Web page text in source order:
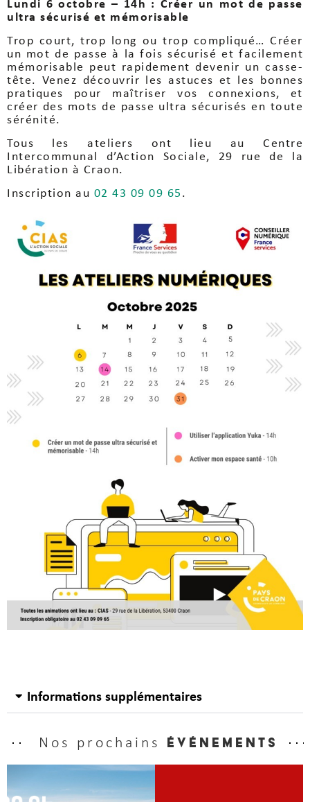
Lundi 6 octobre – 14h : Créer un mot de passe
ultra sécurisé et mémorisable
Trop court, trop long ou trop compliqué… Créer
un mot de passe à la fois sécurisé et facilement
mémorisable peut rapidement devenir un casse-
tête. Venez découvrir les astuces et les bonnes
pratiques pour maîtriser vos connexions, et
créer des mots de passe ultra sécurisés en toute
sérénité.
Tous les ateliers ont lieu au Centre
Intercommunal d’Action Sociale, 29 rue de la
Libération à Craon.
Inscription au 02 43 09 09 65 .
Informations supplémentaires
Nos prochains événements